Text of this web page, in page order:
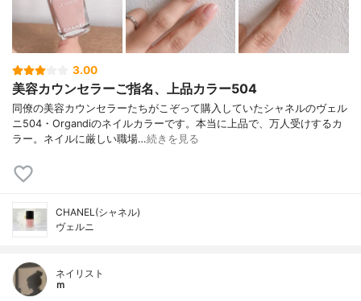
3.00
美容カウンセラーご指名、上品カラー504
同僚の美容カウンセラーたちがこぞって購入していたシャネルのヴェル
ニ504・Organdiのネイルカラーです。本当に上品で、万人受けするカ
ラー。ネイルに厳しい職場…続きを見る
CHANEL(シャネル)
ヴェルニ
ネイリスト
ｍ